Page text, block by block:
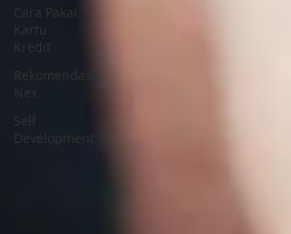
Cara Pakai
Kartu
Kredit
Rekomendasi
Nex
Self
Development